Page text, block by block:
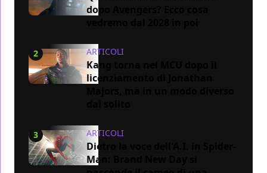
dopo Avengers? Ecco cosa
2 ARTICOLI
Kang torna nel MCU dopo il
licenziamento di Jonathan
3 ARTICOLI
Dietro la voce dell'A.I. in Spider-
Man: Brand New Day si